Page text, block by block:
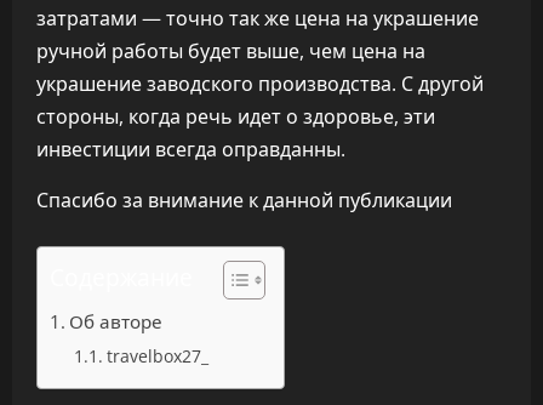
затратами — точно так же цена на украшение
ручной работы будет выше, чем цена на
украшение заводского производства. С другой
стороны, когда речь идет о здоровье, эти
инвестиции всегда оправданны.
Спасибо за внимание к данной публикации
Об авторе
travelbox27_